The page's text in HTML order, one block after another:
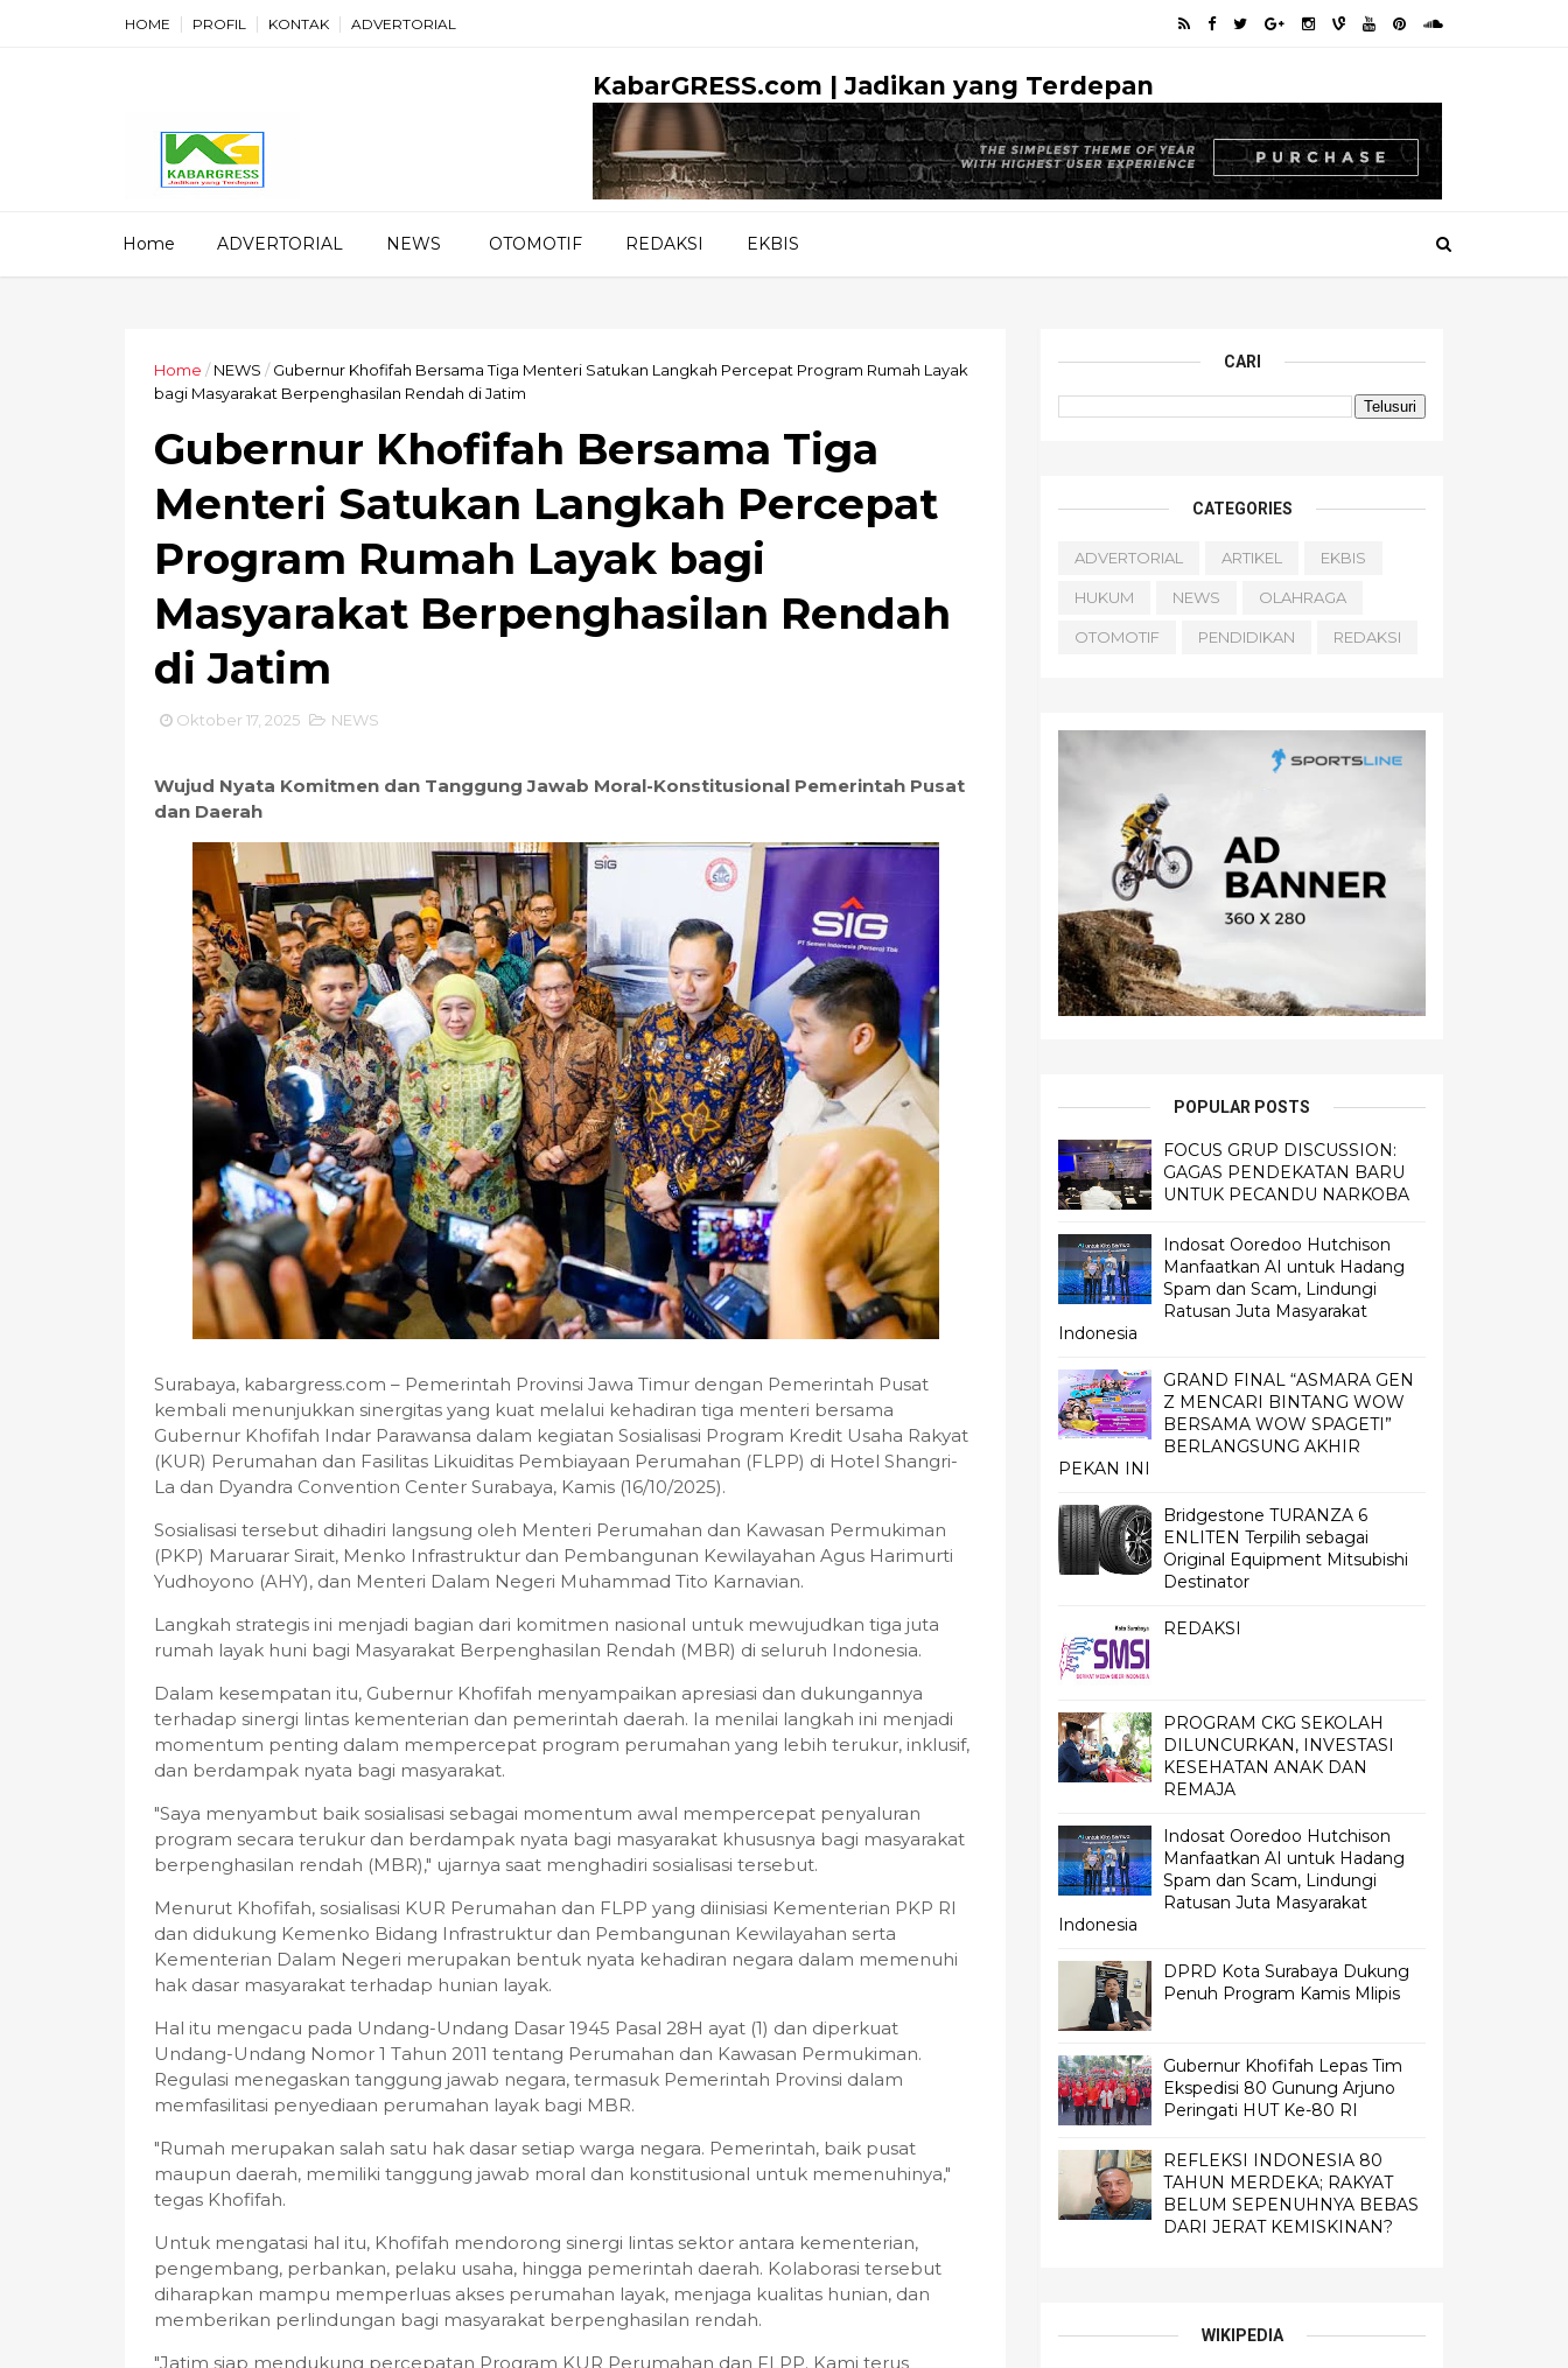
HOME PROFIL KONTAK ADVERTORIAL
KabarGRESS.com | Jadikan yang Terdepan
Home ADVERTORIAL NEWS OTOMOTIF REDAKSI EKBIS
Home / NEWS / Gubernur Khofifah Bersama Tiga Menteri Satukan Langkah Percepat Program Rumah Layak
bagi Masyarakat Berpenghasilan Rendah di Jatim
Gubernur Khofifah Bersama Tiga
Menteri Satukan Langkah Percepat
Program Rumah Layak bagi
Masyarakat Berpenghasilan Rendah
di Jatim
Oktober 17, 2025 NEWS
Wujud Nyata Komitmen dan Tanggung Jawab Moral-Konstitusional Pemerintah Pusat
dan Daerah
Surabaya, kabargress.com – Pemerintah Provinsi Jawa Timur dengan Pemerintah Pusat
kembali menunjukkan sinergitas yang kuat melalui kehadiran tiga menteri bersama
Gubernur Khofifah Indar Parawansa dalam kegiatan Sosialisasi Program Kredit Usaha Rakyat
(KUR) Perumahan dan Fasilitas Likuiditas Pembiayaan Perumahan (FLPP) di Hotel Shangri-
La dan Dyandra Convention Center Surabaya, Kamis (16/10/2025).
Sosialisasi tersebut dihadiri langsung oleh Menteri Perumahan dan Kawasan Permukiman
(PKP) Maruarar Sirait, Menko Infrastruktur dan Pembangunan Kewilayahan Agus Harimurti
Yudhoyono (AHY), dan Menteri Dalam Negeri Muhammad Tito Karnavian.
Langkah strategis ini menjadi bagian dari komitmen nasional untuk mewujudkan tiga juta
rumah layak huni bagi Masyarakat Berpenghasilan Rendah (MBR) di seluruh Indonesia.
Dalam kesempatan itu, Gubernur Khofifah menyampaikan apresiasi dan dukungannya
terhadap sinergi lintas kementerian dan pemerintah daerah. Ia menilai langkah ini menjadi
momentum penting dalam mempercepat program perumahan yang lebih terukur, inklusif,
dan berdampak nyata bagi masyarakat.
"Saya menyambut baik sosialisasi sebagai momentum awal mempercepat penyaluran
program secara terukur dan berdampak nyata bagi masyarakat khususnya bagi masyarakat
berpenghasilan rendah (MBR)," ujarnya saat menghadiri sosialisasi tersebut.
Menurut Khofifah, sosialisasi KUR Perumahan dan FLPP yang diinisiasi Kementerian PKP RI
dan didukung Kemenko Bidang Infrastruktur dan Pembangunan Kewilayahan serta
Kementerian Dalam Negeri merupakan bentuk nyata kehadiran negara dalam memenuhi
hak dasar masyarakat terhadap hunian layak.
Hal itu mengacu pada Undang-Undang Dasar 1945 Pasal 28H ayat (1) dan diperkuat
Undang-Undang Nomor 1 Tahun 2011 tentang Perumahan dan Kawasan Permukiman.
Regulasi menegaskan tanggung jawab negara, termasuk Pemerintah Provinsi dalam
memfasilitasi penyediaan perumahan layak bagi MBR.
"Rumah merupakan salah satu hak dasar setiap warga negara. Pemerintah, baik pusat
maupun daerah, memiliki tanggung jawab moral dan konstitusional untuk memenuhinya,"
tegas Khofifah.
Untuk mengatasi hal itu, Khofifah mendorong sinergi lintas sektor antara kementerian,
pengembang, perbankan, pelaku usaha, hingga pemerintah daerah. Kolaborasi tersebut
diharapkan mampu memperluas akses perumahan layak, menjaga kualitas hunian, dan
memberikan perlindungan bagi masyarakat berpenghasilan rendah.
"Jatim siap mendukung percepatan Program KUR Perumahan dan FLPP. Kami terus
CARI
CATEGORIES
ADVERTORIAL ARTIKEL EKBIS
HUKUM NEWS OLAHRAGA
OTOMOTIF PENDIDIKAN REDAKSI
POPULAR POSTS
FOCUS GRUP DISCUSSION:
GAGAS PENDEKATAN BARU
UNTUK PECANDU NARKOBA
Indosat Ooredoo Hutchison
Manfaatkan AI untuk Hadang
Spam dan Scam, Lindungi
Ratusan Juta Masyarakat
Indonesia
GRAND FINAL “ASMARA GEN
Z MENCARI BINTANG WOW
BERSAMA WOW SPAGETI”
BERLANGSUNG AKHIR
PEKAN INI
Bridgestone TURANZA 6
ENLITEN Terpilih sebagai
Original Equipment Mitsubishi
Destinator
REDAKSI
PROGRAM CKG SEKOLAH
DILUNCURKAN, INVESTASI
KESEHATAN ANAK DAN
REMAJA
Indosat Ooredoo Hutchison
Manfaatkan AI untuk Hadang
Spam dan Scam, Lindungi
Ratusan Juta Masyarakat
Indonesia
DPRD Kota Surabaya Dukung
Penuh Program Kamis Mlipis
Gubernur Khofifah Lepas Tim
Ekspedisi 80 Gunung Arjuno
Peringati HUT Ke-80 RI
REFLEKSI INDONESIA 80
TAHUN MERDEKA; RAKYAT
BELUM SEPENUHNYA BEBAS
DARI JERAT KEMISKINAN?
WIKIPEDIA